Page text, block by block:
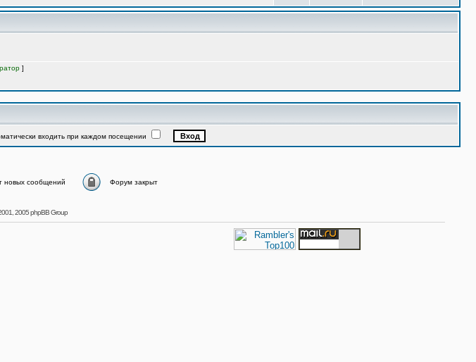
]
входить при каждом посещении
новых сообщений Форум закрыт
2005 phpBB Group